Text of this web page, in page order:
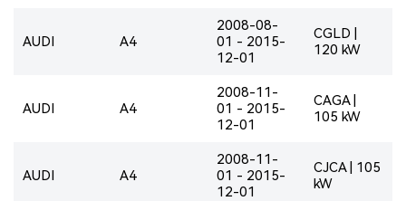
AUDI A4
2008-08-
01 - 2015-
12-01
CGLD |
120 kW
AUDI A4
2008-11-
01 - 2015-
12-01
CAGA |
105 kW
AUDI A4
2008-11-
01 - 2015-
12-01
CJCA | 105
kW